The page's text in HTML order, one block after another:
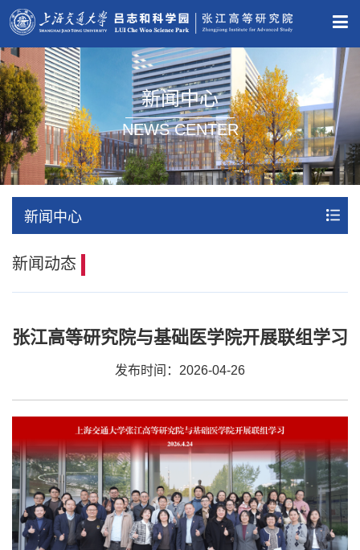
新闻中心
NEWS CENTER
新闻中心
新闻动态
张江高等研究院与基础医学院开展联组学习
发布时间：2026-04-26